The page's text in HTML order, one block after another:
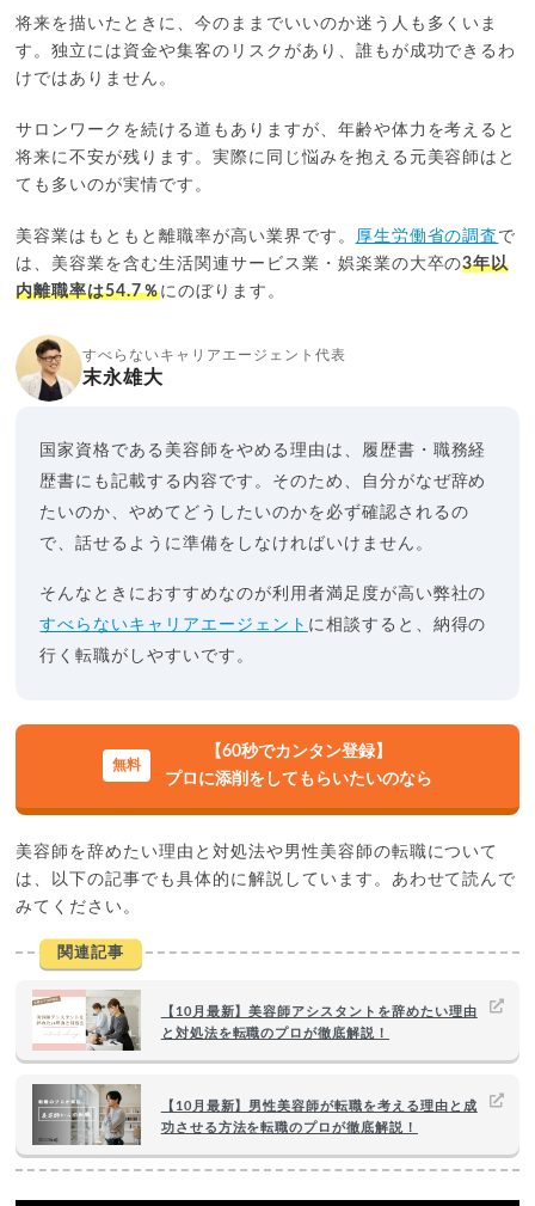
将来を描いたときに、今のままでいいのか迷う人も多くいま
す。独立には資金や集客のリスクがあり、誰もが成功できるわ
けではありません。
サロンワークを続ける道もありますが、年齢や体力を考えると
将来に不安が残ります。実際に同じ悩みを抱える元美容師はと
ても多いのが実情です。
美容業はもともと離職率が高い業界です。 厚生労働省の調査 で
は、美容業を含む生活関連サービス業・娯楽業の大卒の3年以
内離職率は54.7％にのぼります。
すべらないキャリアエージェント代表
末永雄大
国家資格である美容師をやめる理由は、履歴書・職務経
歴書にも記載する内容です。そのため、自分がなぜ辞め
たいのか、やめてどうしたいのかを必ず確認されるの
で、話せるように準備をしなければいけません。
そんなときにおすすめなのが利用者満足度が高い弊社の
すべらないキャリアエージェント に相談すると、納得の
行く転職がしやすいです。
【60秒でカンタン登録】
プロに添削をしてもらいたいのなら
美容師を辞めたい理由と対処法や男性美容師の転職について
は、以下の記事でも具体的に解説しています。あわせて読んで
みてください。
関連記事
【10月最新】美容師アシスタントを辞めたい理由
と対処法を転職のプロが徹底解説！
【10月最新】男性美容師が転職を考える理由と成
功させる方法を転職のプロが徹底解説！